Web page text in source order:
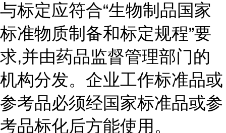
与标定应符合“生物制品国家
标准物质制备和标定规程”要
求,并由药品监督管理部门的
机构分发。企业工作标准品或
参考品必须经国家标准品或参
考品标化后方能使用。